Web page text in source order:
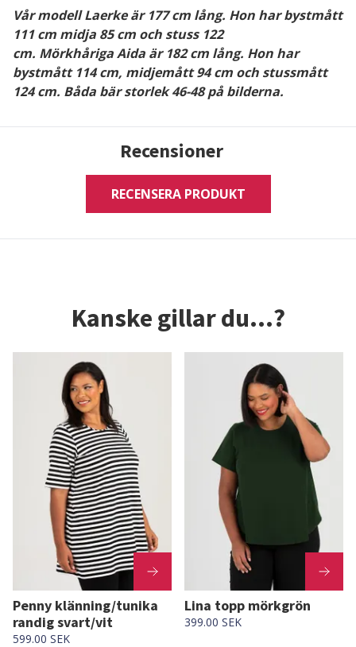
Vår modell Laerkeär 177 cm lång. Hon har bystmått
111 cm midja 85 cm och stuss 122
cm. MörkhårigaAida är 182 cm lång. Hon har
bystmått 114 cm, midjemått 94 cm och stussmått
124 cm. Båda bär storlek 46-48 på bilderna.
Recensioner
RECENSERA PRODUKT
Kanske gillar du...?
Penny klänning/tunika
randig svart/vit
599.00 SEK
Lina topp mörkgrön
399.00 SEK